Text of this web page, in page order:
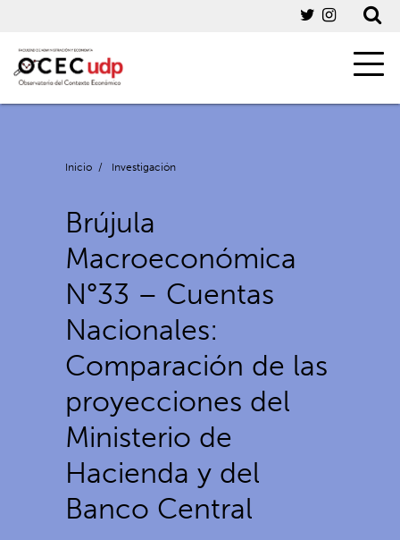
Inicio / Investigación
Brújula
Macroeconómica
N°33 – Cuentas
Nacionales:
Comparación de las
proyecciones del
Ministerio de
Hacienda y del
Banco Central